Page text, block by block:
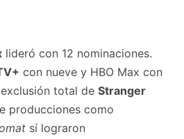
lideró con 12 nominaciones.
con nueve y HBO Max con
total de Stranger
producciones como
sí lograron